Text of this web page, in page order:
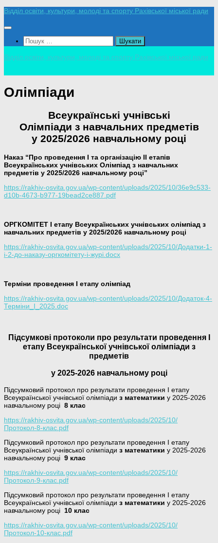
Skip
content
Відділ освіти, культури, молоді та спорту Рахівської міської ради
Пошук:
Відділ освіти, культури, молоді та спорту Рахівської міської ради
Олімпіади
Всеукраїнські учнівські
Олімпіади з навчальних предметів
у 2025/2026 навчальному році
Наказ “Про проведення І та організацію ІІ етапів
Всеукраїнських учнівських Олімпіад з навчальних
предметів у 2025/2026 навчальному році”
https://rakhiv-osvita.gov.ua/wp-content/uploads/2025/10/36e9c533-
d10b-4673-b977-19bead2ce887.pdf
ОРГКОМІТЕТ І етапу Всеукраїнських учнівських олімпіад з
навчальних предметів у 2025/2026 навчальному році
https://rakhiv-osvita.gov.ua/wp-content/uploads/2025/10/Додатки-1-
і-2-до-наказу-оргкомітету-і-журі.docx
Терміни проведення І етапу олімпіад
https://rakhiv-osvita.gov.ua/wp-content/uploads/2025/10/Додаток-4-
Термiни_I_2025.doc
Підсумкові протоколи про результати проведення І
етапу Всеукраїнської учнівської олімпіади з
предметів
у 2025-2026 навчальному році
Підсумковий протокол про результати проведення І етапу
Всеукраїнської учнівської олімпіади з математики у 2025-2026
навчальному році 8 клас
https://rakhiv-osvita.gov.ua/wp-content/uploads/2025/10/
Протокол-8-клас.pdf
Підсумковий протокол про результати проведення І етапу
Всеукраїнської учнівської олімпіади з математики у 2025-2026
навчальному році 9 клас
https://rakhiv-osvita.gov.ua/wp-content/uploads/2025/10/
Протокол-9-клас.pdf
Підсумковий протокол про результати проведення І етапу
Всеукраїнської учнівської олімпіади з математики у 2025-2026
навчальному році 10 клас
https://rakhiv-osvita.gov.ua/wp-content/uploads/2025/10/
Протокол-10-клас.pdf